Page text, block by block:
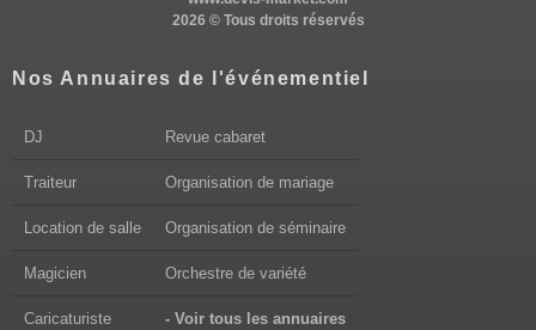
2026 © Tous droits réservés
Nos Annuaires de l'événementiel
DJ Revue cabaret
Traiteur Organisation de mariage
Location de salle Organisation de séminaire
Magicien Orchestre de variété
Caricaturiste - Voir tous les annuaires